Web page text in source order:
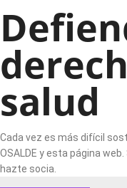
salud
Cada vez es más difícil
OSALDE y esta página
hazte socia.